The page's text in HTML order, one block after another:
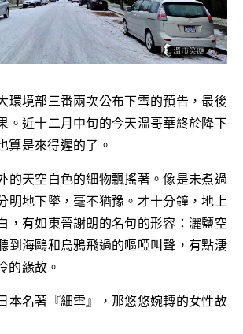
環境部三番兩次公布下雪的預告，最後
。近十二月中旬的今天溫哥華終於降下
算是來得遲的了。
的天空白色的細物飄搖著。像是未煮過
明地下墜，毫不猶豫。才十分鐘，地上
，有如東晉謝朗的名句的形容：灑鹽空
到海鷗和烏鴉飛過的嘔啞叫聲，有點淒
的緣故。
本名著『細雪』，那悠悠婉轉的女性故